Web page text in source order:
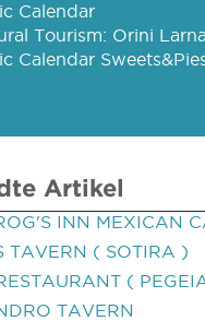
Calendar
Tourism: Orini
Calendar
Artikel
INN MEXICAN
TAVERN ( SOTIRA )
(
TAVERN